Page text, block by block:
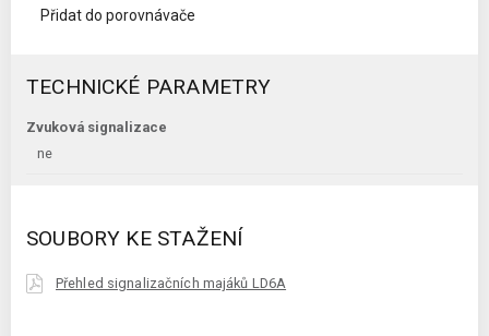
Přidat do porovnávače
TECHNICKÉ PARAMETRY
Zvuková signalizace
ne
SOUBORY KE STAŽENÍ
Přehled signalizačních majáků LD6A